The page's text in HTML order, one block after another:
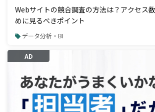
Webサイトの競合調査の方法は？アクセス
めに見るべきポイント
データ分析・BI
AD